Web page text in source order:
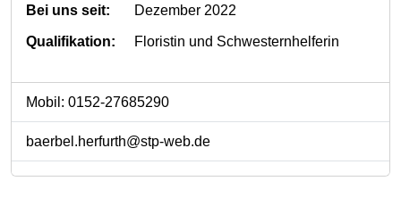
Bei uns seit: Dezember 2022
Qualifikation: Floristin und Schwesternhelferin
Mobil: 0152-27685290
baerbel.herfurth@stp-web.de